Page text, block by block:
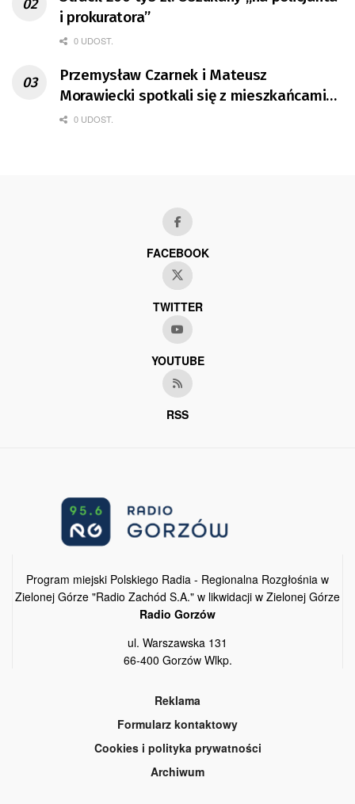
i prokuratora”
0 UDOST.
Przemysław Czarnek i Mateusz
Morawiecki spotkali się z mieszkańcami
Gorzowa
0 UDOST.
FACEBOOK
TWITTER
YOUTUBE
RSS
Program miejski Polskiego Radia - Regionalna Rozgłośnia w
Zielonej Górze "Radio Zachód S.A." w likwidacji w Zielonej Górze
Radio Gorzów
ul. Warszawska 131
66-400 Gorzów Wlkp.
Reklama
Formularz kontaktowy
Cookies i polityka prywatności
Archiwum